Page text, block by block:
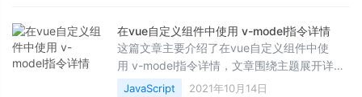
在vue自定义组件中使用 v-model指令详情
这篇文章主要介绍了在vue自定义组件中使
用 v-model指令详情，文章围绕主题展开详细
的内容介绍，具有一定的参考价值，需要的小
JavaScript 2021年10月14日